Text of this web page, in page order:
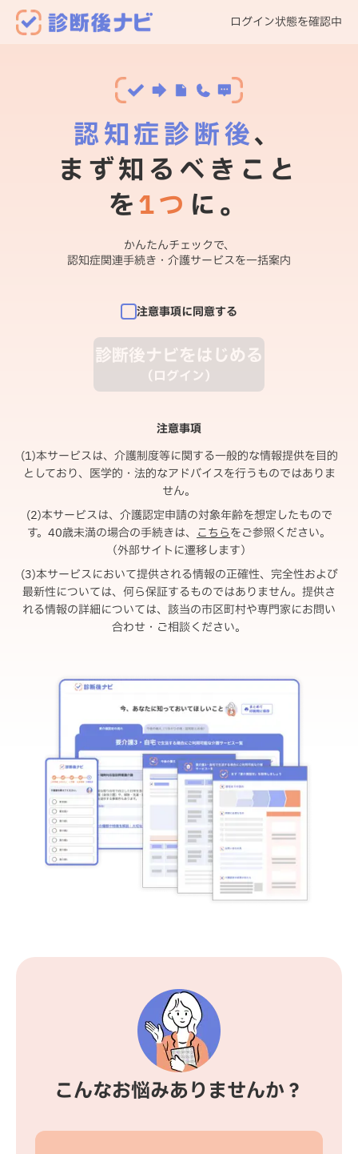
ログイン状態を確認中
認知症診断後、
まず知るべきこと
を1つ に。
かんたんチェックで、
認知症関連手続き・介護サービスを一括案内
注意事項に同意する
診断後ナビをはじめる
（ログイン）
注意事項
(1)本サービスは、介護制度等に関する一般的な情報提供を目的
としており、医学的・法的なアドバイスを行うものではありま
せん。
(2)本サービスは、介護認定申請の対象年齢を想定したもので
す。40歳未満の場合の手続きは、 こちらをご参照ください。
（外部サイトに遷移します）
(3)本サービスにおいて提供される情報の正確性、完全性および
最新性については、何ら保証するものではありません。提供さ
れる情報の詳細については、該当の市区町村や専門家にお問い
合わせ・ご相談ください。
こんなお悩みありませんか？